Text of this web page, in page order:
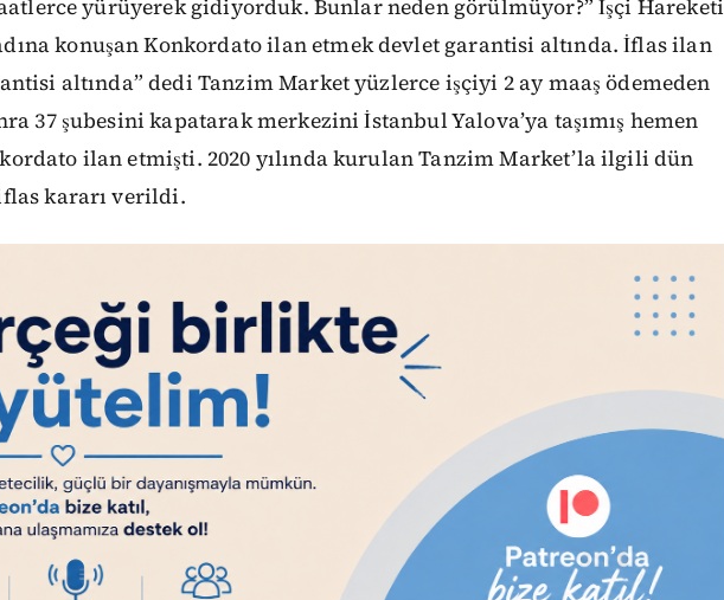
yürüyerek gidiyorduk. Bunlar neden görülmüyor?” İşçi Hareketi
konuşan Konkordato ilan etmek devlet garantisi altında. İflas ilan
altında” dedi Tanzim Market yüzlerce işçiyi 2 ay maaş ödemeden
37 şubesini kapatarak merkezini İstanbul Yalova’ya taşımış hemen
ilan etmişti. 2020 yılında kurulan Tanzim Market’la ilgili dün
kararı verildi.